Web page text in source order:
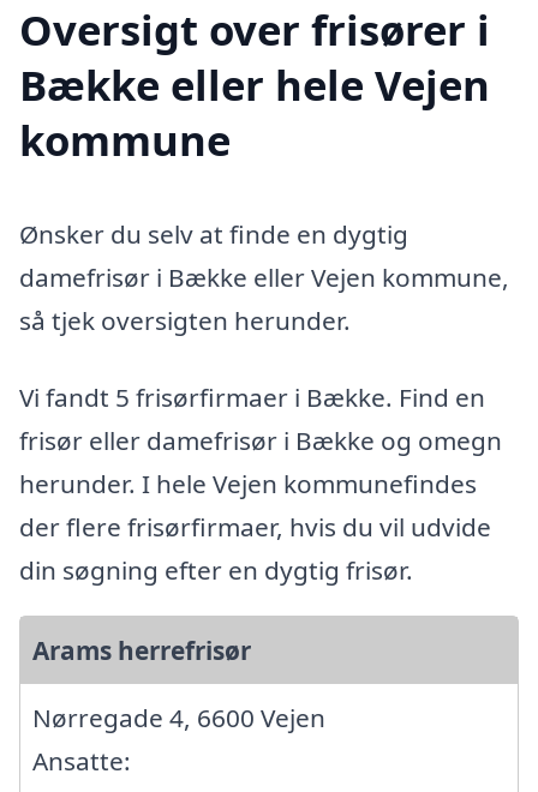
Oversigt over frisører i
Bække eller hele Vejen
kommune
Ønsker du selv at finde en dygtig
damefrisør i Bække eller Vejen kommune,
så tjek oversigten herunder.
Vi fandt 5 frisørfirmaer i Bække. Find en
frisør eller damefrisør i Bække og omegn
herunder. I hele Vejen kommunefindes
der flere frisørfirmaer, hvis du vil udvide
din søgning efter en dygtig frisør.
Arams herrefrisør
Nørregade 4, 6600 Vejen
Ansatte: